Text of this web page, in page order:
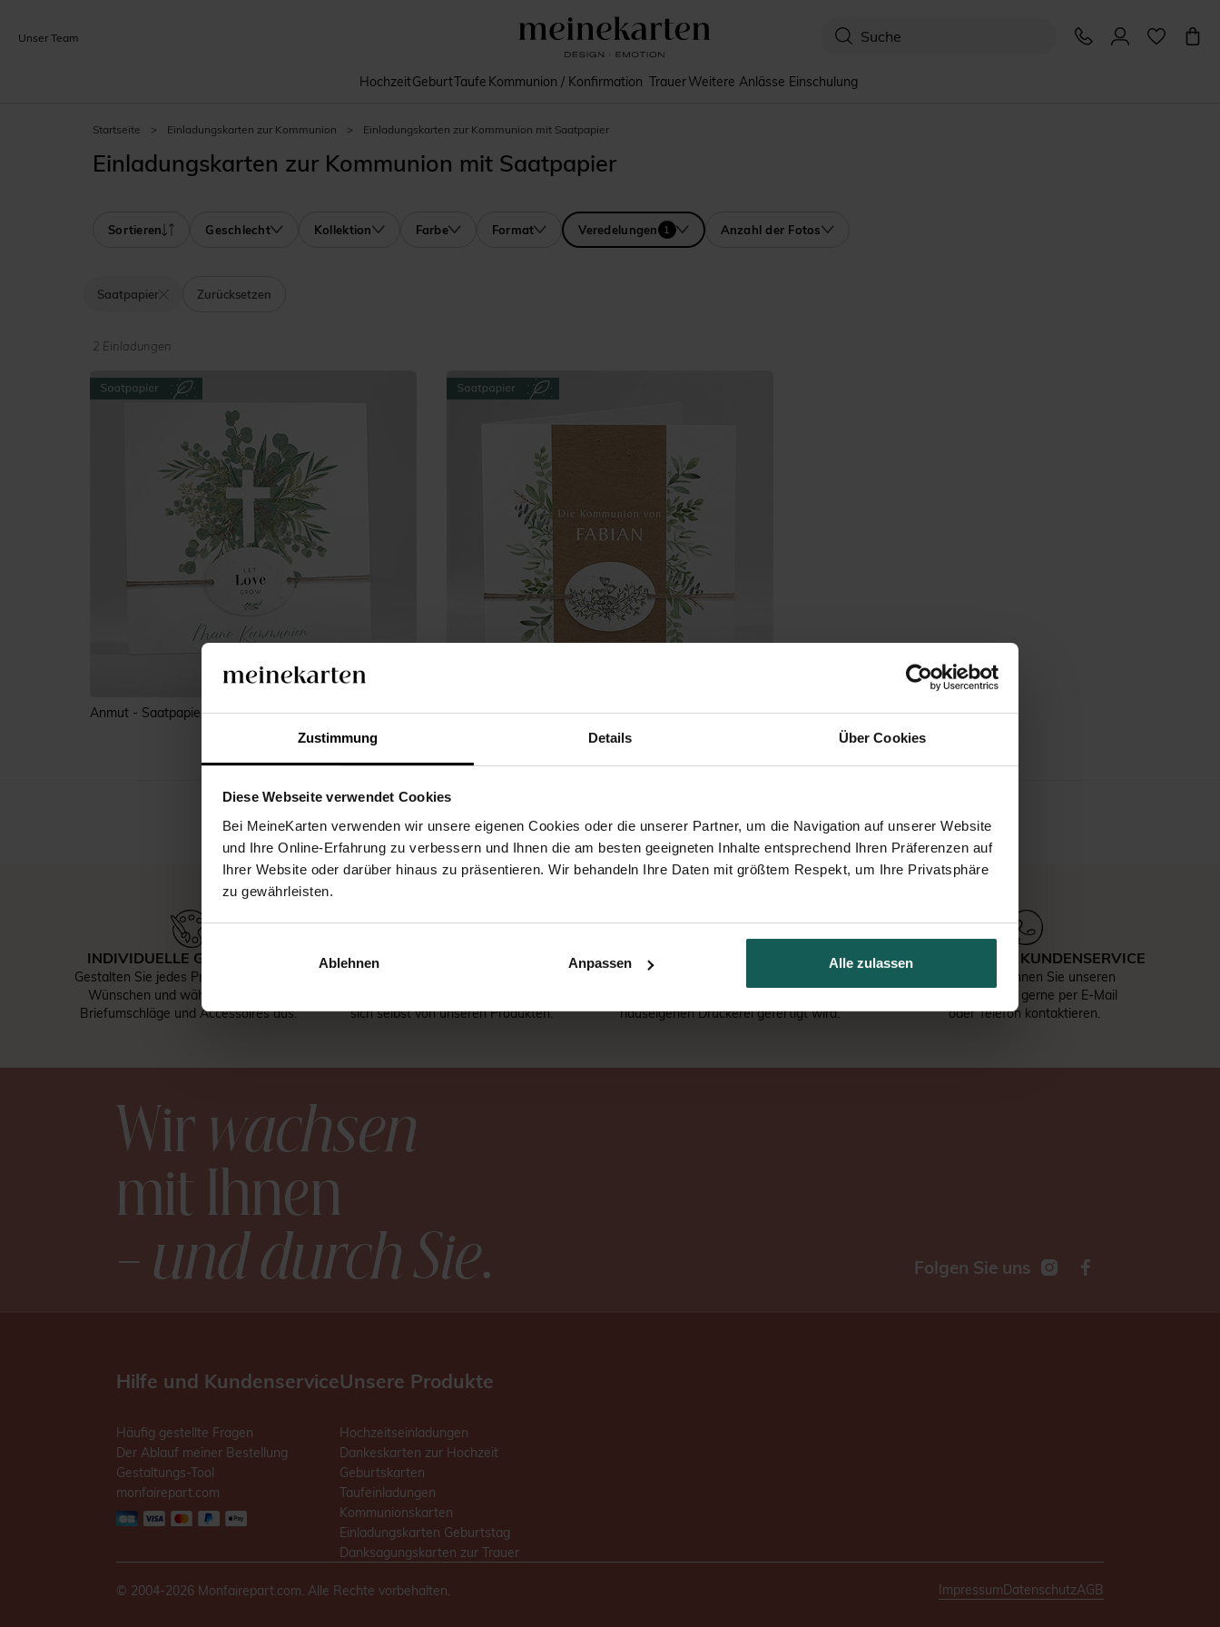
Zustimmung Details Über Cookies
Diese Webseite verwendet Cookies
Bei MeineKarten verwenden wir unsere eigenen Cookies oder die unserer Partner, um die Navigation auf unserer Website
und Ihre Online-Erfahrung zu verbessern und Ihnen die am besten geeigneten Inhalte entsprechend Ihren Präferenzen auf
Ihrer Website oder darüber hinaus zu präsentieren. Wir behandeln Ihre Daten mit größtem Respekt, um Ihre Privatsphäre
zu gewährleisten.
Ablehnen Anpassen Alle zulassen
Unser Team
HochzeitGeburtTaufe Kommunion / Konfirmation TrauerWeitere Anlässe Einschulung
Startseite > Einladungskarten zur Kommunion > Einladungskarten zur Kommunion mit Saatpapier
Einladungskarten zur Kommunion mit Saatpapier
Sortieren Geschlecht Kollektion Farbe Format Veredelungen 1 Anzahl der Fotos
Saatpapier Zurücksetzen
2 Einladungen
Anmut - Saatpapier Pflanzenillustration -Saatpap.
INDIVIDUELLE GESTALTUNG
Gestalten Sie jedes Produkt nach Ihren
Wünschen und wählen Sie Papier,
Briefumschläge und Accessoires aus.
KOSTENLOSE MUSTERKARTE
sich selbst von unseren Produkten.
SORGFÄLTIGE QUALITÄTSPRÜFUNG
hauseigenen Druckerei gefertigt wird.
ERREICHBARER KUNDENSERVICE
Bei Fragen können Sie unseren
Kundenservice gerne per E-Mail
oder Telefon kontaktieren.
Wirwachsen
mit Ihnen
– und durch Sie. Folgen Sie uns
Hilfe und Kundenservice
Häufig gestellte Fragen
Der Ablauf meiner Bestellung
Gestaltungs-Tool
monfairepart.com
Unsere Produkte
Hochzeitseinladungen
Dankeskarten zur Hochzeit
Geburtskarten
Taufeinladungen
Kommunionskarten
Einladungskarten Geburtstag
Danksagungskarten zur Trauer
© 2004-2026 Monfairepart.com. Alle Rechte vorbehalten. ImpressumDatenschutzAGB